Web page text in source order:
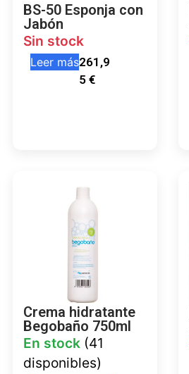
BS-50 Esponja con
Jabón
Sin stock
Leer más261,9
5€
Crema hidratante
Begobaño 750ml
En stock (41
disponibles)